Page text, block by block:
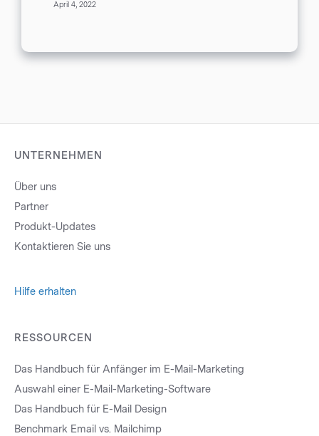
der Online-Bildung, sondern auch,...
April 4, 2022
UNTERNEHMEN
Über uns
Partner
Produkt-Updates
Kontaktieren Sie uns
Hilfe erhalten
RESSOURCEN
Das Handbuch für Anfänger im E-Mail-Marketing
Auswahl einer E-Mail-Marketing-Software
Das Handbuch für E-Mail Design
Benchmark Email vs. Mailchimp